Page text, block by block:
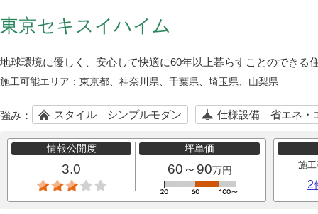
東京セキスイハイム
地球環境に優しく、安心して快適に60年以上暮らすことのできる
施工可能エリア： 東京都、神奈川県、千葉県、埼玉県、山梨県
強み： スタイル｜シンプルモダン 仕様設備｜省エネ・
情報公開度
3.0
坪単価
60～90万円 施
2